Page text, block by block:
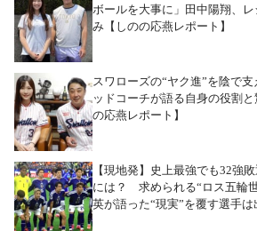
ボールを大事に」田中陽翔、
み【しのの応燕レポート】
スワローズの“ヤク進”を陰で
ッドコーチが語る自身の役割
の応燕レポート】
【現地発】史上最強でも32強
には？ 求められる“ロス五輪
英が語った“現実”を覆す選手は